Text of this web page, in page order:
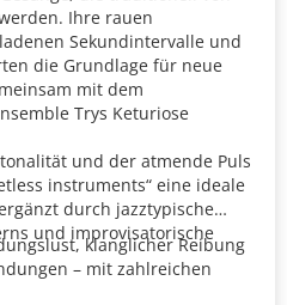
Ihre rauen
Sekundintervalle und
die Grundlage für neue
mit dem
Trys Keturiose
und der atmende Puls
instruments“ eine ideale
durch jazztypische
und improvisatorische
klanglicher Reibung
– mit zahlreichen